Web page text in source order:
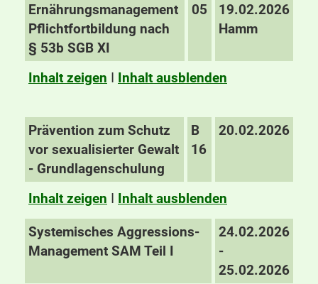
Ernährungsmanagement
Pflichtfortbildung nach
§ 53b SGB XI
05
19.02.2026
Hamm
Inhalt zeigen I Inhalt ausblenden
Prävention zum Schutz
vor sexualisierter Gewalt
- Grundlagenschulung
B
16
20.02.2026
Inhalt zeigen I Inhalt ausblenden
Systemisches Aggressions-
Management SAM Teil I
24.02.2026
-
25.02.2026